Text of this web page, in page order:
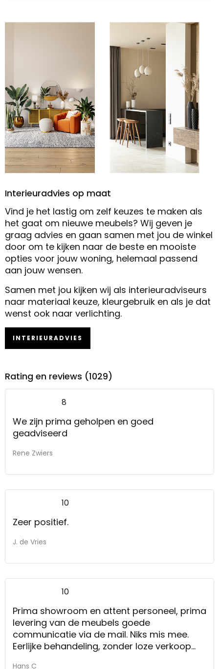
Interieuradvies op maat
Vind je het lastig om zelf keuzes te maken als
het gaat om nieuwe meubels? Wij geven je
graag advies en gaan samen met jou de winkel
door om te kijken naar de beste en mooiste
opties voor jouw woning, helemaal passend
aan jouw wensen.
Samen met jou kijken wij als interieuradviseurs
naar materiaal keuze, kleurgebruik en als je dat
wenst ook naar verlichting.
INTERIEURADVIES
Rating en reviews (1029)
8
We zijn prima geholpen en goed
geadviseerd
Rene Zwiers
10
Zeer positief.
J. de Vries
10
Prima showroom en attent personeel, prima
levering van de meubels goede
communicatie via de mail. Niks mis mee.
Eerlijke behandeling, zonder loze verkoop
Hans C